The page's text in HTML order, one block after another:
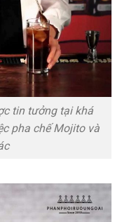
tin tưởng tại khá
pha chế Mojito và